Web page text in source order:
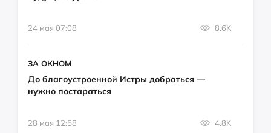
24 мая 07:08 8.6K
ЗА ОКНОМ
До благоустроенной Истры добраться —
нужно постараться
28 мая 12:58 4.8K